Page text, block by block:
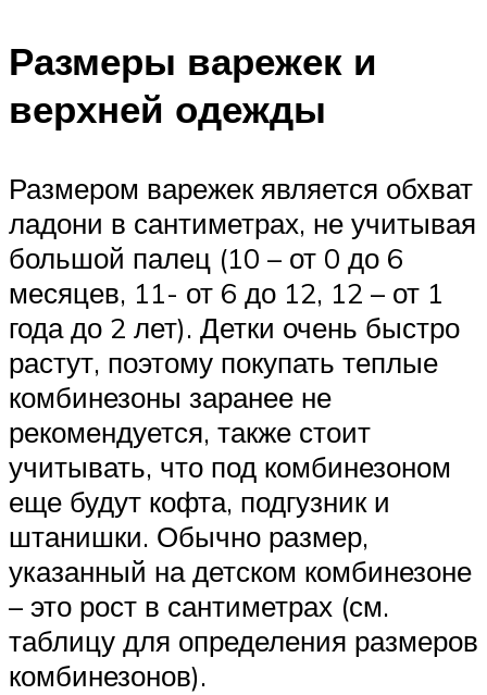
Размеры варежек и
верхней одежды
Размером варежек является обхват
ладони в сантиметрах, не учитывая
большой палец (10 – от 0 до 6
месяцев, 11- от 6 до 12, 12 – от 1
года до 2 лет). Детки очень быстро
растут, поэтому покупать теплые
комбинезоны заранее не
рекомендуется, также стоит
учитывать, что под комбинезоном
еще будут кофта, подгузник и
штанишки. Обычно размер,
указанный на детском комбинезоне
– это рост в сантиметрах (см.
таблицу для определения размеров
комбинезонов).